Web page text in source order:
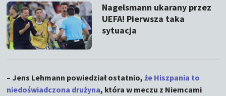
Nagelsmann ukarany przez
UEFA! Pierwsza taka
sytuacja
– Jens Lehmann powiedział ostatnio,że Hiszpania to
niedoświadczona drużyna, która w meczu z Niemcami